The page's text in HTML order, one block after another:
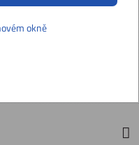
okně